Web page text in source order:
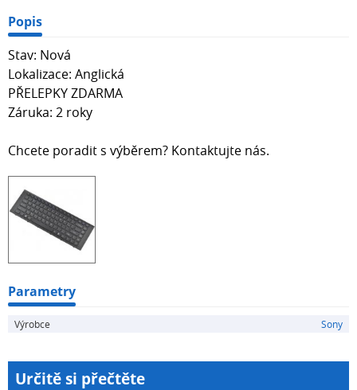
Popis
Stav: Nová
Lokalizace: Anglická
PŘELEPKY ZDARMA
Záruka: 2 roky
Chcete poradit s výběrem? Kontaktujte nás.
Parametry
Výrobce Sony
Určitě si přečtěte